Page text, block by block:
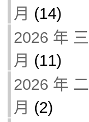
月 (14)
2026 年 三
月 (11)
2026 年 二
月 (2)